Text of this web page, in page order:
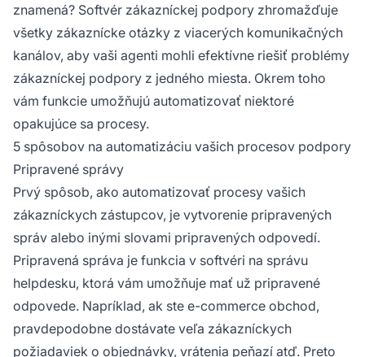
znamená? Softvér zákazníckej podpory zhromažďuje
všetky zákaznícke otázky z viacerých komunikačných
kanálov, aby vaši agenti mohli efektívne riešiť problémy
zákazníckej podpory z jedného miesta. Okrem toho
vám funkcie umožňujú automatizovať niektoré
opakujúce sa procesy.
5 spôsobov na automatizáciu vašich procesov podpory
Pripravené správy
Prvý spôsob, ako automatizovať procesy vašich
zákazníckych zástupcov, je vytvorenie pripravených
správ alebo inými slovami pripravených odpovedí.
Pripravená správa je funkcia v softvéri na správu
helpdesku, ktorá vám umožňuje mať už pripravené
odpovede. Napríklad, ak ste e-commerce obchod,
pravdepodobne dostávate veľa zákazníckych
požiadaviek o objednávky, vrátenia peňazí atď. Preto